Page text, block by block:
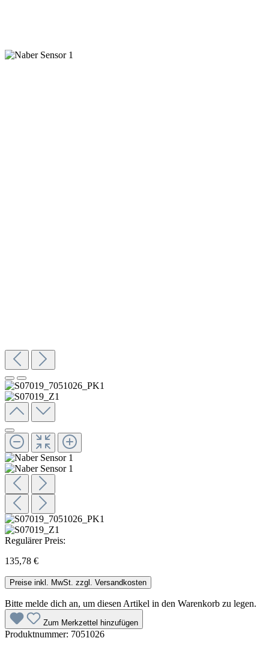
Regulärer Preis:
135,78 €
Preise inkl. MwSt. zzgl. Versandkosten
Bitte melde dich an, um diesen Artikel in den Warenkorb zu legen.
Zum Merkzettel hinzufügen
Produktnummer: 7051026